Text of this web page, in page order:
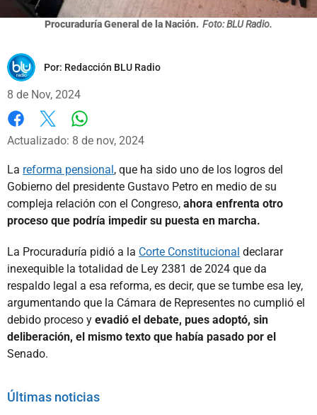
Procuraduría General de la Nación. Foto: BLU Radio.
Por: Redacción BLU Radio
8 de Nov, 2024
Facebook
X
Actualizado: 8 de nov, 2024
La reforma pensional, que ha sido uno de los logros del
Gobierno del presidente Gustavo Petro en medio de su
compleja relación con el Congreso, ahora enfrenta otro
proceso que podría impedir su puesta en marcha.
La Procuraduría pidió a la Corte Constitucional declarar
inexequible la totalidad de Ley 2381 de 2024 que da
respaldo legal a esa reforma, es decir, que se tumbe esa ley,
argumentando que la Cámara de Representes no cumplió el
debido proceso y evadió el debate, pues adoptó, sin
deliberación, el mismo texto que había pasado por el
Senado.
Últimas noticias